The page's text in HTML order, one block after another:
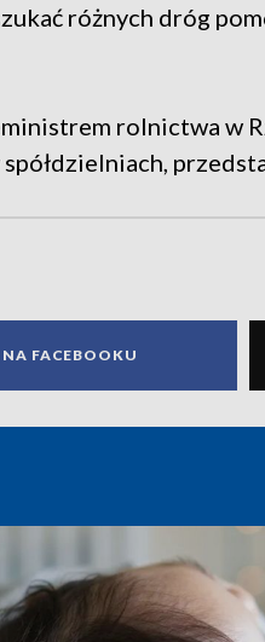
różnych dróg
rolnictwa w
FACEBOOKU